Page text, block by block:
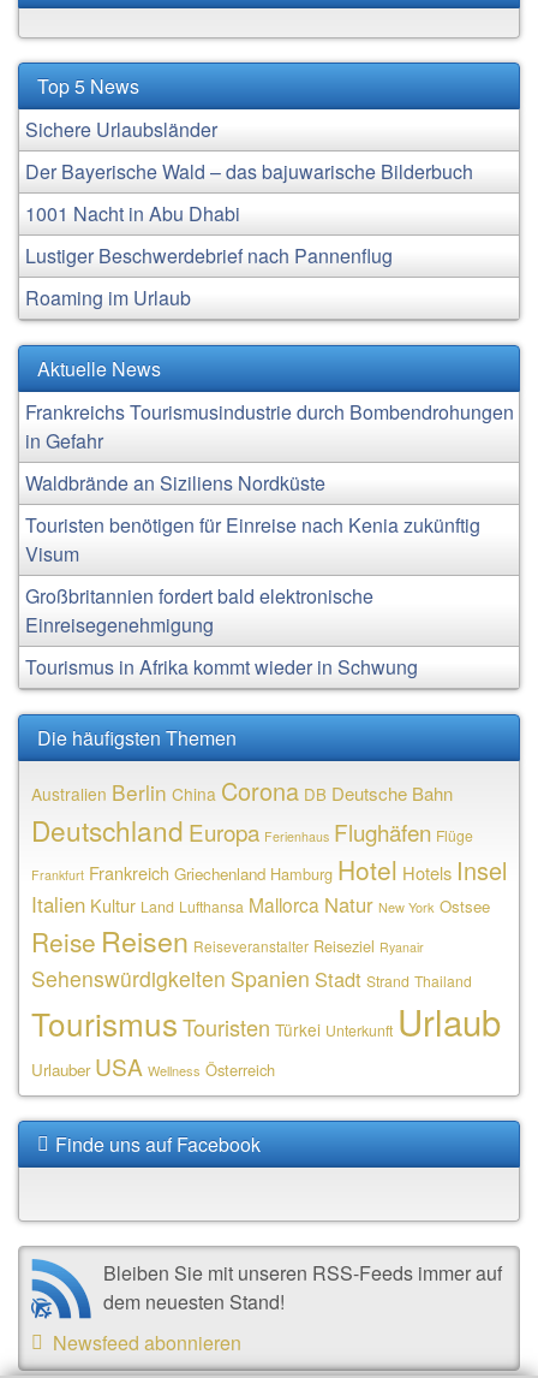
Top 5 News
Sichere Urlaubsländer
Der Bayerische Wald – das bajuwarische Bilderbuch
1001 Nacht in Abu Dhabi
Lustiger Beschwerdebrief nach Pannenflug
Roaming im Urlaub
Aktuelle News
Frankreichs Tourismusindustrie durch Bombendrohungen
in Gefahr
Waldbrände an Siziliens Nordküste
Touristen benötigen für Einreise nach Kenia zukünftig
Visum
Großbritannien fordert bald elektronische
Einreisegenehmigung
Tourismus in Afrika kommt wieder in Schwung
Die häufigsten Themen
Australien Berlin China Corona DB Deutsche Bahn
Deutschland Europa Ferienhaus Flughäfen Flüge
Frankfurt Frankreich Griechenland Hamburg Hotel Hotels Insel
Italien Kultur Land Lufthansa Mallorca Natur New York Ostsee
Reise Reisen Reiseveranstalter Reiseziel Ryanair
Sehenswürdigkeiten Spanien Stadt Strand Thailand
TourismusTouristen Türkei Unterkunft Urlaub
Urlauber USA Wellness Österreich
Finde uns auf Facebook
Bleiben Sie mit unseren RSS-Feeds immer auf
dem neuesten Stand!
Newsfeed abonnieren